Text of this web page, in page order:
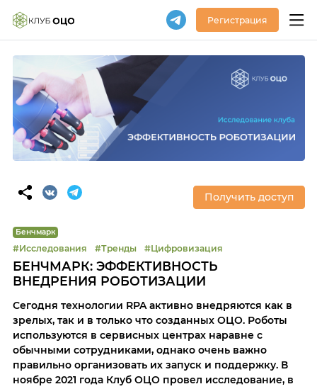
Регистрация
Получить доступ
Бенчмарк
#Исследования #Тренды #Цифровизация
БЕНЧМАРК: ЭФФЕКТИВНОСТЬ
ВНЕДРЕНИЯ РОБОТИЗАЦИИ
Сегодня технологии RPA активно внедряются как в
зрелых, так и в только что созданных ОЦО. Роботы
используются в сервисных центрах наравне с
обычными сотрудниками, однако очень важно
правильно организовать их запуск и поддержку. В
ноябре 2021 года Клуб ОЦО провел исследование, в